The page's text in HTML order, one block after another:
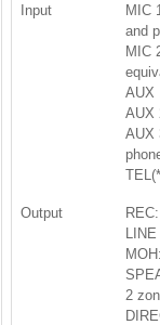
Input
MIC
and
MIC
AUX
AUX
AUX
Output
2